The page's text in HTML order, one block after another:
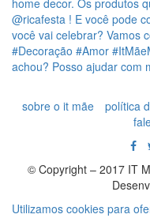
sobre o it mãe política
© Copyright – 2017 IT
Utilizamos cookies para